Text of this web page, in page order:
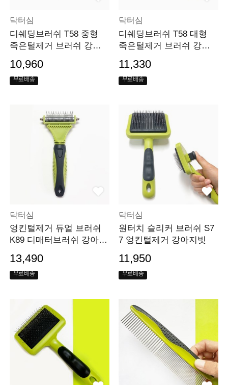
닥터심
디쉐딩브러쉬 T58 중형
죽은털제거 브러쉬 강아
10,960
무료배송
닥터심
디쉐딩브러쉬 T58 대형
죽은털제거 브러쉬 강아
11,330
무료배송
닥터심
엉킨털제거 듀얼 브러쉬
K89 디매터브러쉬 강아지
13,490
무료배송
닥터심
원터치 슬리커 브러쉬 S7
7 엉킨털제거 강아지빗
11,950
무료배송